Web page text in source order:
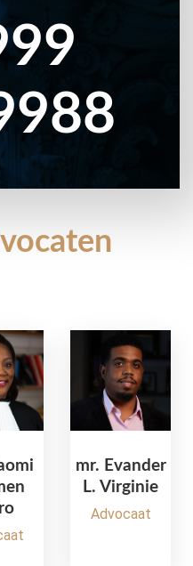
mr. Evander
L. Virginie
Advocaat